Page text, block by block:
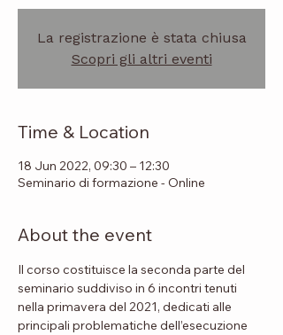
La registrazione è stata chiusa
Scopri gli altri eventi
Time & Location
18 Jun 2022, 09:30 – 12:30
Seminario di formazione - Online
About the event
Il corso costituisce la seconda parte del
seminario suddiviso in 6 incontri tenuti
nella primavera del 2021, dedicati alle
principali problematiche dell’esecuzione